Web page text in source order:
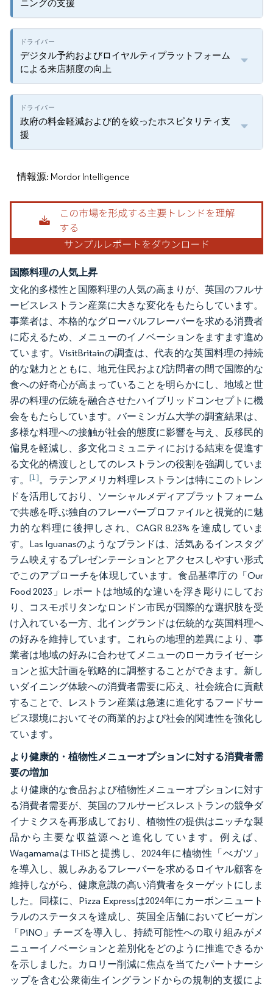
ニングの支援
デジタル予約およびロイヤルティプラットフォーム
による来店頻度の向上
政府の料金軽減および的を絞ったホスピタリティ支
援
情報源: Mordor Intelligence
国際料理の人気上昇
文化的多様性と国際料理の人気の高まりが、英国のフルサ
ービスレストラン産業に大きな変化をもたらしています。
事業者は、本格的なグローバルフレーバーを求める消費者
に応えるため、メニューのイノベーションをますます進め
ています。VisitBritainの調査は、代表的な英国料理の持続
的な魅力とともに、地元住民および訪問者の間で国際的な
食への好奇心が高まっていることを明らかにし、地域と世
界の料理の伝統を融合させたハイブリッドコンセプトに機
会をもたらしています。バーミンガム大学の調査結果は、
多様な料理への接触が社会的態度に影響を与え、反移民的
偏見を軽減し、多文化コミュニティにおける結束を促進す
る文化的橋渡しとしてのレストランの役割を強調していま
す。 [1]。ラテンアメリカ料理レストランは特にこのトレン
ドを活用しており、ソーシャルメディアプラットフォーム
で共感を呼ぶ独自のフレーバープロファイルと視覚的に魅
力的な料理に後押しされ、CAGR 8.23%を達成していま
す。Las Iguanasのようなブランドは、活気あるインスタグ
ラム映えするプレゼンテーションとアクセスしやすい形式
でこのアプローチを体現しています。食品基準庁の「Our
Food 2023」レポートは地域的な違いを浮き彫りにしてお
り、コスモポリタンなロンドン市民が国際的な選択肢を受
け入れている一方、北イングランドは伝統的な英国料理へ
の好みを維持しています。これらの地理的差異により、事
業者は地域の好みに合わせてメニューのローカライゼーシ
ョンと拡大計画を戦略的に調整することができます。新し
いダイニング体験への消費者需要に応え、社会統合に貢献
することで、レストラン産業は急速に進化するフードサー
ビス環境においてその商業的および社会的関連性を強化し
ています。
より健康的・植物性メニューオプションに対する消費者需
要の増加
より健康的な食品および植物性メニューオプションに対す
る消費者需要が、英国のフルサービスレストランの競争ダ
イナミクスを再形成しており、植物性の提供はニッチな製
品から主要な収益源へと進化しています。例えば、
WagamamaはTHISと提携し、2024年に植物性「べガツ」
を導入し、親しみあるフレーバーを求めるロイヤル顧客を
維持しながら、健康意識の高い消費者をターゲットにしま
した。同様に、Pizza Expressは2024年にカーボンニュート
ラルのステータスを達成し、英国全店舗においてビーガン
「PiNO」チーズを導入し、持続可能性への取り組みがメ
ニューイノベーションと差別化をどのように推進できるか
を示しました。カロリー削減に焦点を当てたパートナーシ
ップを含む公衆衛生イングランドからの規制的支援によ